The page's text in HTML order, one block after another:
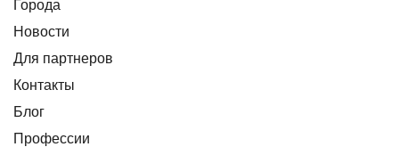
Города
Новости
Для партнеров
Контакты
Блог
Профессии